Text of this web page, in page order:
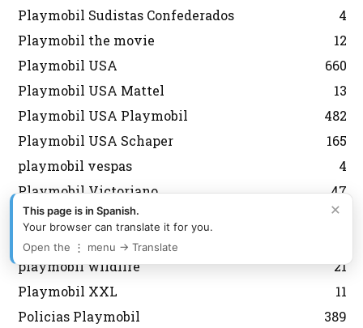
Playmobil Sudistas Confederados
4
Playmobil the movie
12
Playmobil USA
660
Playmobil USA Mattel
13
Playmobil USA Playmobil
482
Playmobil USA Schaper
165
playmobil vespas
4
Playmobil Victoriano
47
Playmobil vikingos
49
Playmobil Vintage
playmobil wildlife
21
Playmobil XXL
11
Policias Playmobil
389
×
This page is in Spanish.
Your browser can translate it for you.
Open the ⋮ menu → Translate